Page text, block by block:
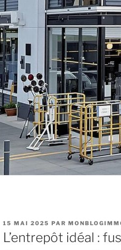
PUBLIÉ
LE
15 MAI 2025 PAR
L’entrepôt idéal :